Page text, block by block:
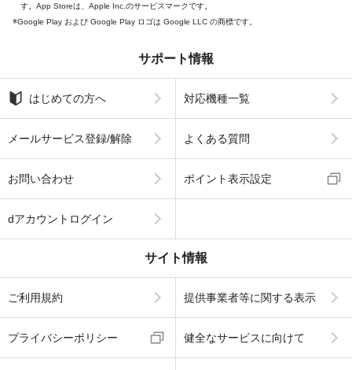
す。App Storeは、Apple Inc.のサービスマークです。
Google Play および Google Play ロゴは Google LLC の商標です。
サポート情報
はじめての方へ 対応機種一覧
メールサービス登録/解除 よくある質問
お問い合わせ ポイント表示設定
dアカウントログイン
サイト情報
ご利用規約 提供事業者等に関する表示
プライバシーポリシー 健全なサービスに向けて